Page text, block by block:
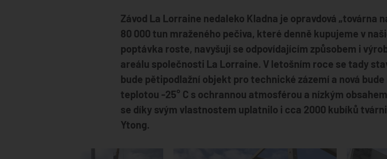
Závod La Lorraine nedaleko Kladna je opravdová „továrna
80 000 tun mraženého pečiva, které denně kupujeme v
poptávka roste, navyšují se odpovídajícím způsobem i
areálu společnosti La Lorraine. V letošním roce se tady
bude pětipodlažní objekt pro technické zázemí a nová
teplotou -25° C s ochrannou atmosférou a nízkým
se díky svým vlastnostem uplatnilo i cca 2000 kubíků
Ytong.